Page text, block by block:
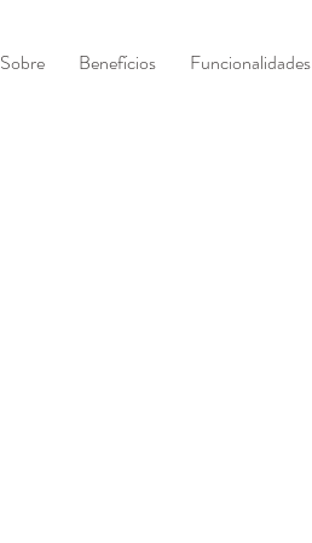
Sobre Benefícios Funcionalidades